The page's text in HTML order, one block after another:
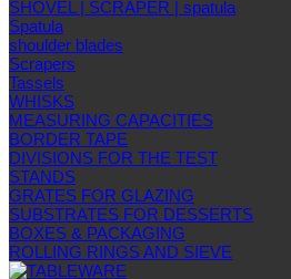
SHOVEL | SCRAPER | spatula
Spatula
shoulder blades
Scrapers
Tassels
WHISKS
MEASURING CAPACITIES
BORDER TAPE
DIVISIONS FOR THE TEST
STANDS
GRATES FOR GLAZING
SUBSTRATES FOR DESSERTS
BOXES & PACKAGING
ROLLING RINGS AND SIEVE